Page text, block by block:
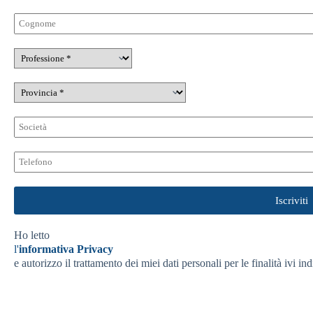
Ho letto
l'informativa Privacy
e autorizzo il trattamento dei miei dati personali per le finalità ivi